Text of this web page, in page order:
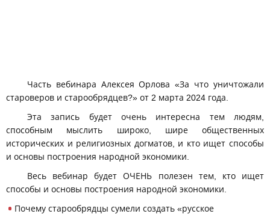
Часть вебинара Алексея Орлова «За что уничтожали
староверов и старообрядцев?» от 2 марта 2024 года.
Эта запись будет очень интересна тем людям,
способным мыслить широко, шире общественных
исторических и религиозных догматов, и кто ищет способы
и основы построения народной экономики.
Весь вебинар будет ОЧЕНЬ полезен тем, кто ищет
способы и основы построения народной экономики.
Почему старообрядцы сумели создать «русское